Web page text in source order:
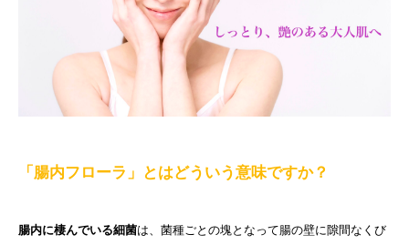
「腸内フローラ」とはどういう意味ですか？
腸内に棲んでいる細菌は、菌種ごとの塊となって腸の壁に隙間なくび